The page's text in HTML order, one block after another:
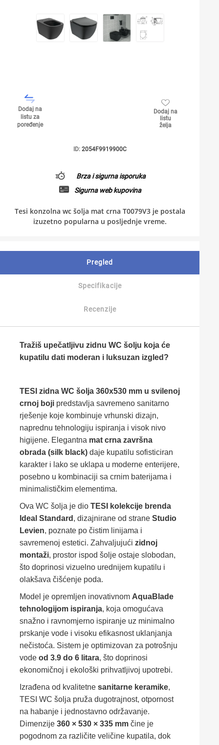
Dodaj na
listu za
poređenje
Dodaj na
listu
želja
ID: 2054F9919900C
Brza i sigurna isporuka
Sigurna web kupovina
Tesi konzolna wc šolja mat crna T0079V3 je postala
izuzetno popularna u posljednje vreme.
Pregled
Specifikacije
Recenzije
Tražiš upečatljivu zidnu WC šolju koja će
kupatilu dati moderan i luksuzan izgled?
TESI zidna WC šolja 360x530 mm u svilenoj
crnoj boji predstavlja savremeno sanitarno
rješenje koje kombinuje vrhunski dizajn,
naprednu tehnologiju ispiranja i visok nivo
higijene. Elegantna mat crna završna
obrada (silk black) daje kupatilu sofisticiran
karakter i lako se uklapa u moderne enterijere,
posebno u kombinaciji sa crnim baterijama i
minimalističkim elementima.
Ova WC šolja je dio TESI kolekcije brenda
Ideal Standard , dizajnirane od strane Studio
Levien, poznate po čistim linijama i
savremenoj estetici. Zahvaljujući zidnoj
montaži, prostor ispod šolje ostaje slobodan,
što doprinosi vizuelno urednijem kupatilu i
olakšava čišćenje poda.
Model je opremljen inovativnom AquaBlade
tehnologijom ispiranja, koja omogućava
snažno i ravnomjerno ispiranje uz minimalno
prskanje vode i visoku efikasnost uklanjanja
nečistoća. Sistem je optimizovan za potrošnju
vode od 3.9 do 6 litara, što doprinosi
ekonomičnoj i ekološki prihvatljivoj upotrebi.
Izrađena od kvalitetne sanitarne keramike,
TESI WC šolja pruža dugotrajnost, otpornost
na habanje i jednostavno održavanje.
Dimenzije 360 × 530 × 335 mm čine je
pogodnom za različite veličine kupatila, dok